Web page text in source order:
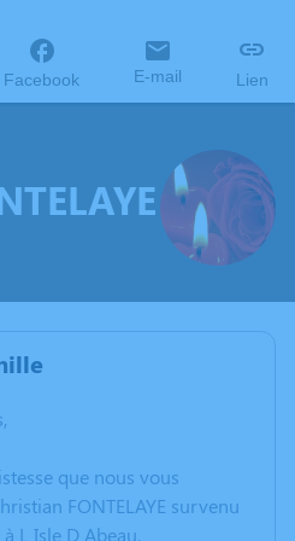
Facebook E-mail Lien
que nous vous
FONTELAYE survenu
L Isle D Abeau.